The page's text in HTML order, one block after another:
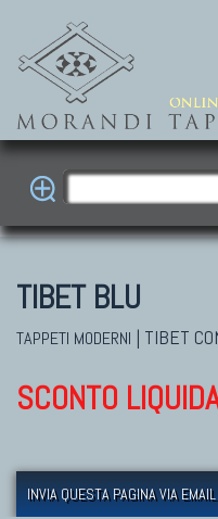
TIBET BLU
TAPPETI MODERNI | TIBET
SCONTO
INVIA QUESTA PAGINA VIA EMAIL